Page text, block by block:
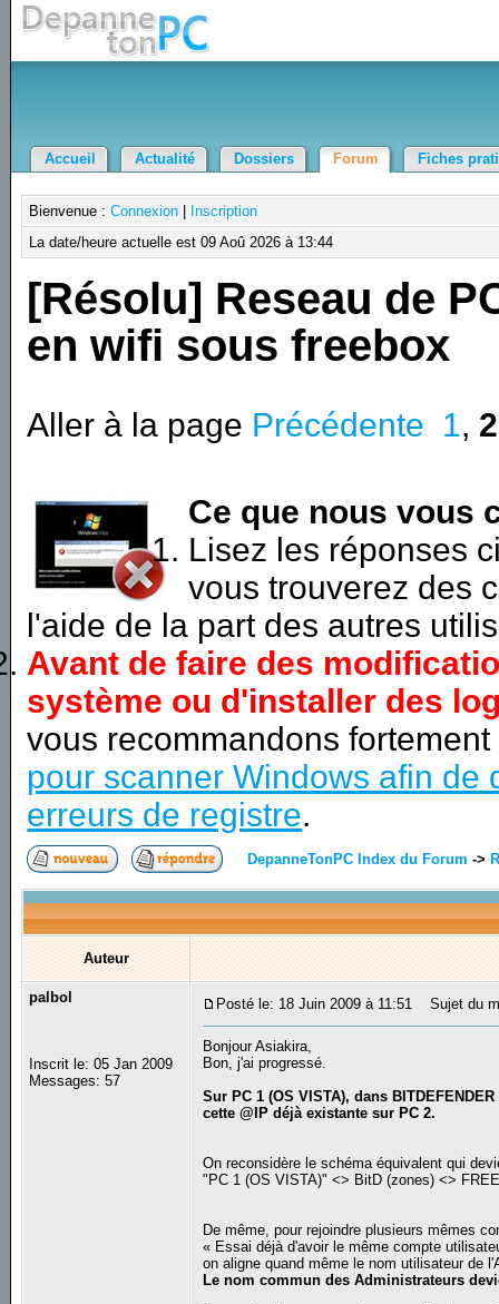
Accueil Actualité Dossiers Forum Fiches
Bienvenue :Connexion
Inscription
La date/heure actuelle est 09 Aoû 2026 à 13:44
[Résolu] Reseau de
en wifi sous freebox
Aller à la page Précédente 1, 2
Ce que nous vous
Lisez les réponses
vous trouverez des
l'aide de la part des autres
Avant de faire des
système ou d'installer des
vous recommandons
pour scanner Windows afin de
erreurs de registre.
DepanneTonPC Index du Forum ->
Auteur
palbol
Inscrit le: 05 Jan 2009
Messages: 57
Posté le: 18 Juin 2009 à 11:51 Sujet du
Bonjour Asiakira,
Bon, j'ai progressé.
Sur PC 1 (OS VISTA), dans
cette @IP déjà existante sur PC 2.
On reconsidère le schéma équivalent qui
"PC 1 (OS VISTA)" <> BitD (zones) <>
De même, pour rejoindre plusieurs mêmes
« Essai déjà d'avoir le même compte
on aligne quand même le nom utilisateur de
Le nom commun des Administrateurs